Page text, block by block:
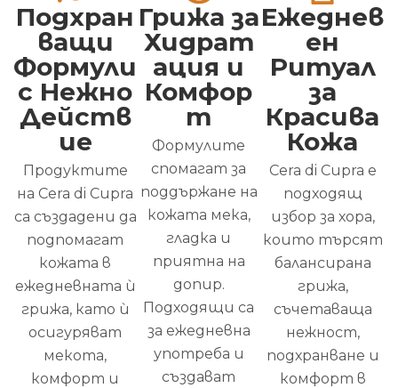
Подхран
ващи
Формули
с Нежно
Действ
ие
Продуктите
на Cera di Cupra
са създадени да
подпомагат
кожата в
ежедневната ѝ
грижа, като ѝ
осигуряват
мекота,
комфорт и
Грижа за
Хидрат
ация и
Комфор
т
Формулите
спомагат за
поддържане на
кожата мека,
гладка и
приятна на
допир.
Подходящи са
за ежедневна
употреба и
създават
Ежеднев
ен
Ритуал
за
Красива
Кожа
Cera di Cupra е
подходящ
избор за хора,
които търсят
балансирана
грижа,
съчетаваща
нежност,
подхранване и
комфорт в